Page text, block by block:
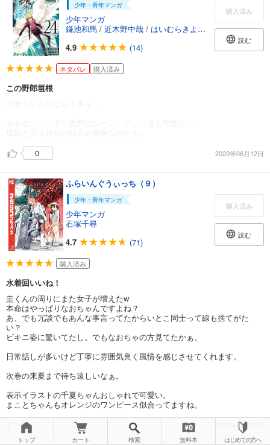
少年・青年マンガ
少年マンガ
鎌池和馬 / 近木野中哉 / はいむらきよたか
4.9
(14)
購入済み
読む
ネタバレ 購入済み
この野郎垣根
0
2020年06月12日
ふらいんぐうぃっち（９）
少年・青年マンガ
少年マンガ
石塚千尋
4.7
(71)
購入済み
読む
購入済み
水着回いいね！
圭くんの周りにまた女子が増えたw
本命はやっぱりなおちゃんですよね？
あ、でも冗談でもあんな事言ってたからいとこ同士って線も捨てがた
い？
ビキニ姿に驚いてたし。でもなおちゃの方見てたかぁ。
日常話しが多いけど丁寧に雰囲気良く風情を感じさせてくれます。
次巻の来夏まで待ち遠しいなぁ。
表示イラストの千夏ちゃんおしゃれで可愛い。
まことちゃんもオレンジのワンピース似合ってますね。
2020年06月09日
トップ カート 検索 無料本 はじめての方へ